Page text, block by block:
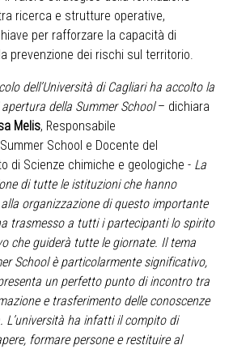
ricerca e strutture operative,
per rafforzare la capacità di
prevenzione dei rischi sul territorio.
dell’Università di Cagliari ha accolto la
della Summer School– dichiara
Melis, Responsabile
School e Docente del
di Scienze chimiche e geologiche - La
di tutte le istituzioni che hanno
organizzazione di questo importante
trasmesso a tutti i partecipanti lo spirito
che guiderà tutte le giornate. Il tema
School è particolarmente significativo,
un perfetto punto di incontro tra
e trasferimento delle conoscenze
L’università ha infatti il compito di
formare persone e restituire al